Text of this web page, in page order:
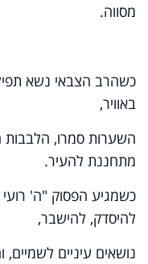
מסווה.
כשהרב הצבאי נשא
באוויר,
השערות סמרו, הלבבות
מתחננת להעיר.
כשמגיע הפסוק "ה'
להיסדק, להישבר,
נושאים עיניים לשמיים,